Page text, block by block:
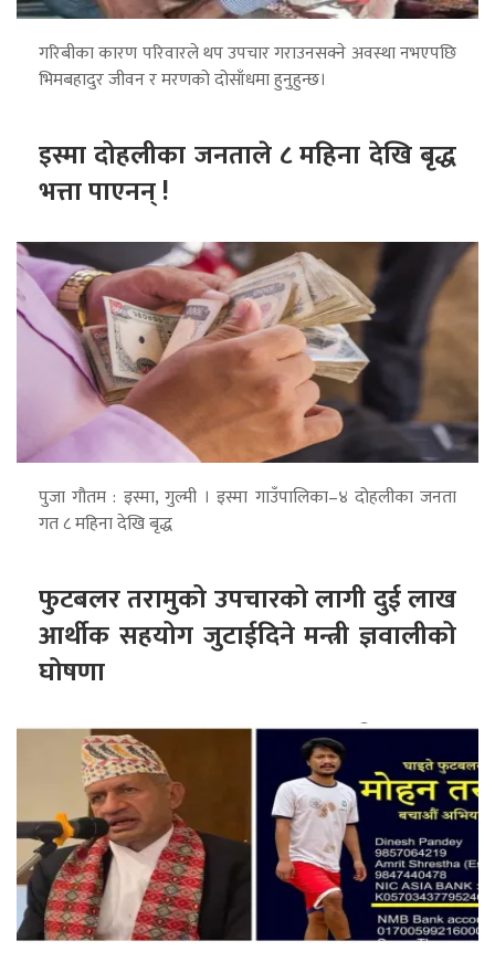
गरिबीका कारण परिवारले थप उपचार गराउनसक्ने अवस्था नभएपछि
भिमबहादुर जीवन र मरणको दोसाँधमा हुनुहुन्छ।
इस्मा दोहलीका जनताले ८ महिना देखि बृद्ध
भत्ता पाएनन् !
पुजा गौतम : इस्मा, गुल्मी । इस्मा गाउँपालिका–४ दोहलीका जनता
गत ८ महिना देखि बृद्ध
फुटबलर तरामुको उपचारको लागी दुई लाख
आर्थीक सहयोग जुटाईदिने मन्त्री ज्ञवालीको
घोषणा